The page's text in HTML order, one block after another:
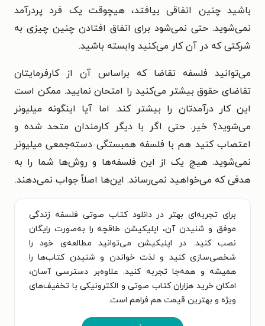
باشید چنین اتفاقی بیافتد، هیچوقت یک فرد پردرآمد
نمی‌شوید. حتی نمی‌شود برای اتفاق افتادن چنین چیزی به
شرکتی که در آن کار می‌کنید وابسته باشید.
می‌توانید فلسفه تقاضا که براساس آن از کارفرمایتان
تقاضای حقوق بیشتر می‌کنید را امتحان نمایید. ممکن است
این کار درآمدتان را بیشتر کند. اما آیا اینگونه میلیونر
می‌شوید؟ خیر. حتی اگر با دیگر کارمندان متحد شده و
اعتصاب کنید هم با فلسفه همبستگی دسته‌جمعی میلیونر
نمی‌شوید. هیچ یک از این فلسفه‌ها و روش‌ها شما را به
هدفی که می‌خواهید نمی‌رساند. این‌ها اصلاً جواب نمی‌دهند.
برای تجربه‌ای بهتر در دانلود کتاب صوتی فلسفه زندگی
موفق و شنیدن آن، اپلیکیشن طاقچه را به‌صورت رایگان
نصب کنید. در اپلیکیشن می‌توانید مطالعه‌ی خود را
شخصی‌سازی کنید و لذت خواندن و شنیدن کتاب‌ها را
همیشه و همه‌جا تجربه کنید. علاوه‌بر دسترسی آسان،
امکان خرید هزاران کتاب صوتی و الکترونیکی با تخفیف‌های
ویژه و بهترین قیمت هم فراهم است.